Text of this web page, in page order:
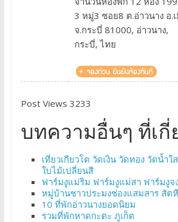
3 หมู่3 ซอย8 ต.อ่าวนาง อ.
จ.กระบี่ 81000, อ่าวนาง,
กระบี่, ไทย
Post Views 3233
บทความอื่นๆ ที่เกี่
เที่ยวเกียวโต วัดเงิน วัดทอง วัดน้ำใ
ใบไม้เปลี่ยนสี
ฟาร์มงูแม่ริม ฟาร์มงูแม่สา ฟาร์มงูจ
หมู่บ้านชาวประมงช่องแสมสาร สัต
10 ที่พักอ่าวนางยอดนิยม
รวมที่พักหาดกะตะ ภูเก็ต